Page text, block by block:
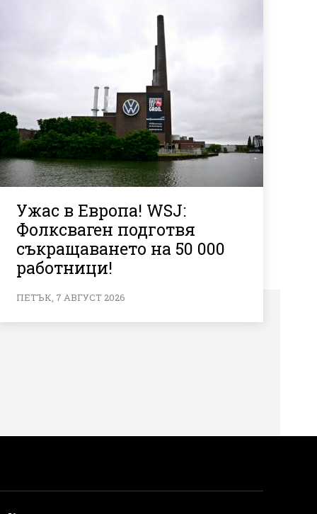
Ужас в Европа! WSJ:
Фолксваген подготвя
съкращаването на 50 000
работници!
ПЕТЪК, 7 АВГУСТ 2026